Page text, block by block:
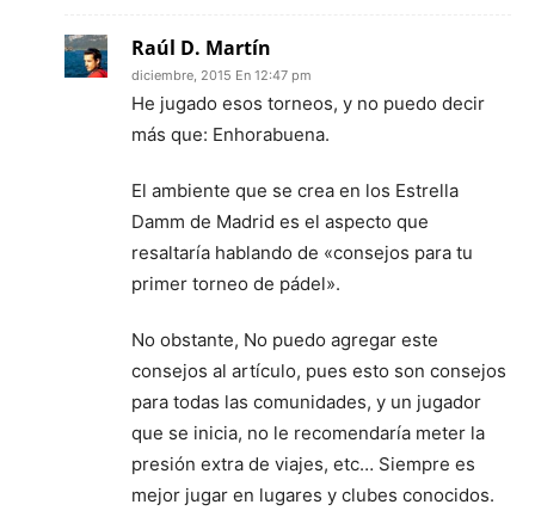
Raúl D. Martín
diciembre, 2015 En 12:47 pm
He jugado esos torneos, y no puedo decir
más que: Enhorabuena.
El ambiente que se crea en los Estrella
Damm de Madrid es el aspecto que
resaltaría hablando de «consejos para tu
primer torneo de pádel».
No obstante, No puedo agregar este
consejos al artículo, pues esto son consejos
para todas las comunidades, y un jugador
que se inicia, no le recomendaría meter la
presión extra de viajes, etc… Siempre es
mejor jugar en lugares y clubes conocidos.